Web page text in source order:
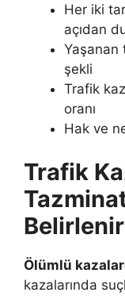
Her iki
açıdan
Yaşanan
şekli
Trafik
oranı
Hak ve
Trafik
Ölümlü
kazalarında